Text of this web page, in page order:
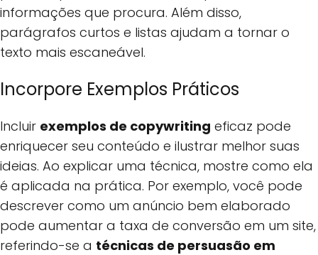
informações que procura. Além disso,
parágrafos curtos e listas ajudam a tornar o
texto mais escaneável.
Incorpore Exemplos Práticos
Incluir exemplos de copywriting eficaz pode
enriquecer seu conteúdo e ilustrar melhor suas
ideias. Ao explicar uma técnica, mostre como ela
é aplicada na prática. Por exemplo, você pode
descrever como um anúncio bem elaborado
pode aumentar a taxa de conversão em um site,
referindo-se a técnicas de persuasão em